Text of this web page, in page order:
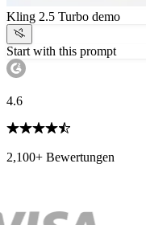
Kling 2.5 Turbo demo
Start with this prompt
4.6
2,100+ Bewertungen